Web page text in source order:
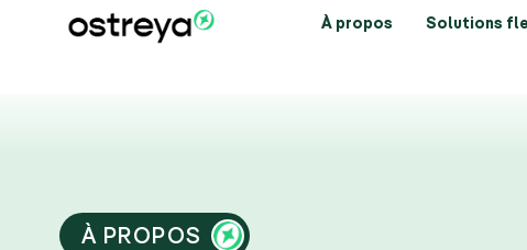
À propos Solutions
À PROPOS